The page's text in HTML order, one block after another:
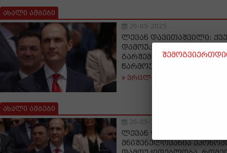
ახალი ამბები
26-05-2025
ლევან დავითაშვილი:
დამოუკიდებლობა არის
გარშემოც ერთობის
წარმოუდგენელი და
ვრცლად
ახალი ამბები
26-05-2025
ლევან დავითაშვილი:
მნიშვნელოვანია